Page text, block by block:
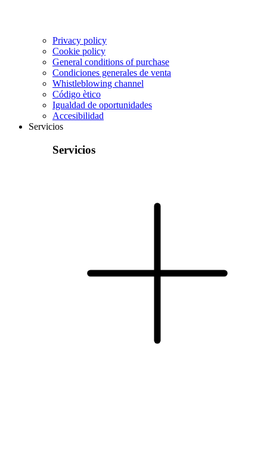
Privacy policy
Cookie policy
General conditions of purchase
Condiciones generales de venta
Whistleblowing channel
Código ètico
Igualdad de oportunidades
Accesibilidad
Servicios
Servicios